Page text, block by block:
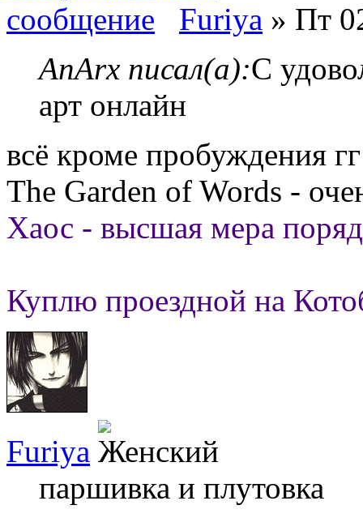
Furiya » Пт
AnArx писал(а):С
арт онлайн
всё кроме пробуждения
The Garden of Words -
Хаос - высшая мера
Куплю проездной на
Furiya
паршивка и плутовка